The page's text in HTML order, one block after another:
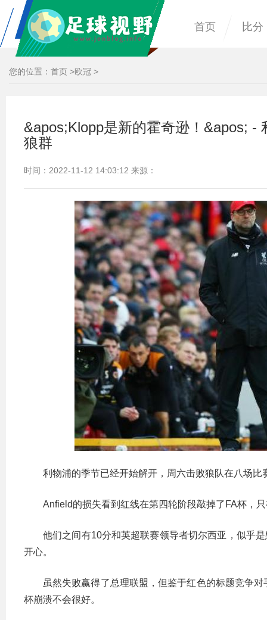
首页 比分
您的位置： 首页 >欧冠 >
&apos;Klopp是新的霍奇逊！&apos; -
狼群
时间：2022-11-12 14:03:12 来源：
利物浦的季节已经开始解开，周六击败狼队在八场
Anfield的损失看到红线在第四轮阶段敲掉了FA杯，
他们之间有10分和英超联赛领导者切尔西亚，似乎
开心。
虽然失败赢得了总理联盟，但鉴于红色的标题竞争
杯崩溃不会很好。